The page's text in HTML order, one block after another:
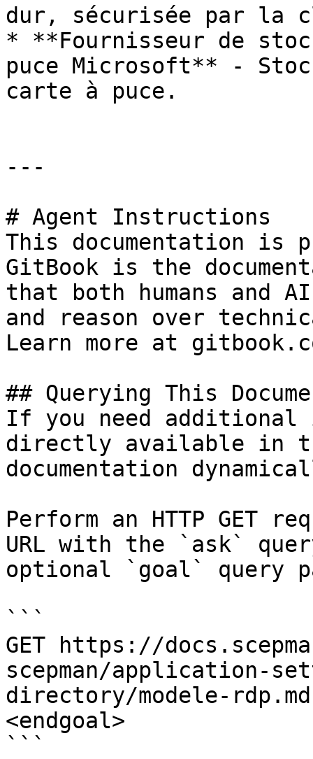
dur, sécurisée par la
* **Fournisseur de
puce Microsoft** -
carte à puce.
---
# Agent Instructions
This documentation is
GitBook is the
that both humans and
and reason over
Learn more at
## Querying This
If you need
directly available in
documentation
Perform an HTTP GET
URL with the `ask`
optional `goal` query
```
GET https://
scepman/application-
directory/modele-
<endgoal>
```